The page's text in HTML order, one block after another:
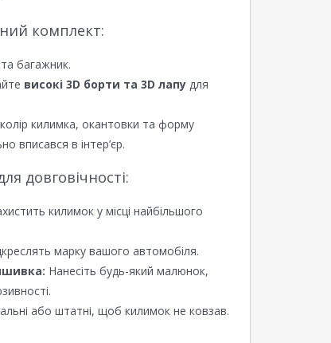
комплект:
багажник.
високі 3D борти та 3D лапу для
килимка, окантовки та форму
вписався в інтер’єр.
довговічності:
килимок у місці найбільшого
марку вашого автомобіля.
Нанесіть будь-який малюнок,
або штатні, щоб килимок не ковзав.